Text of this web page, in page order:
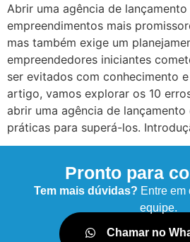
Abrir uma agência de
empreendimentos mais
mas também exige um
empreendedores iniciantes
ser evitados com conhecimento
artigo, vamos explorar os 10
abrir uma agência de
práticas para superá-los.
Pronto para
Tem mais dúvidas? Entre em
equipe.
Chamar no